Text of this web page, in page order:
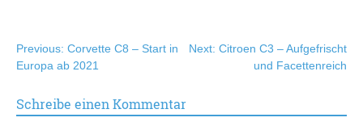
Beitragsnavigation
Previous: Corvette C8 – Start in
Europa ab 2021
Next: Citroen C3 – Aufgefrischt
und Facettenreich
Schreibe einen Kommentar